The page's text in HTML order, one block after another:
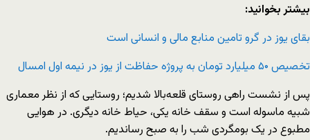
بیشتر بخوانید:
بقای یوز در گرو تامین منابع مالی و انسانی است
تخصیص ۵۰ میلیارد تومان به پروژه حفاظت از یوز در نیمه اول امسال
پس از نشست راهی روستای قلعه‌بالا شدیم؛ روستایی که از نظر معماری
شبیه ماسوله است و سقف خانه یکی،‌ حیاط خانه دیگری. در هوایی
مطبوع در یک بومگردی شب را به صبح رساندیم.